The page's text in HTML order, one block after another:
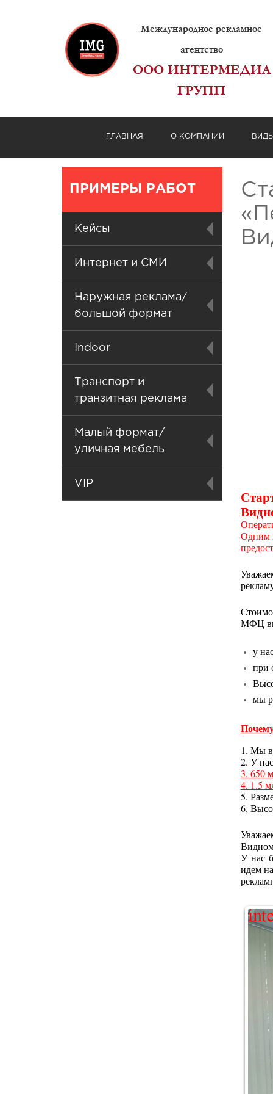
Международное рекламное
агентство
ООО ИНТЕРМЕДИА
ГРУПП
ГЛАВНАЯ О КОМПАНИИ
ПРИМЕРЫ РАБОТ
Кейсы
Интернет и СМИ
Наружная реклама/
большой формат
Indoor
Транспорт и
транзитная реклама
Малый формат/
уличная мебель
VIP
Одним
МФЦ
у
при
мы
1. Мы
2. У
3. 650
4. 1.5
5.
6.
У нас
идем